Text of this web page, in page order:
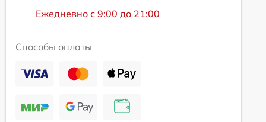
Ежедневно с 9:00 до 21:00
Способы оплаты